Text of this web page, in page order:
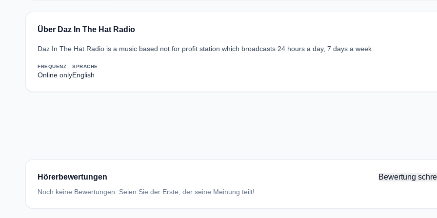
Über Daz In The Hat Radio
Daz In The Hat Radio is a music based not for profit station which broadcasts 24 hours a day, 7 days a week
FREQUENZ
Online only
SPRACHE
English
Hörerbewertungen Bewertung
Noch keine Bewertungen. Seien Sie der Erste, der seine Meinung teilt!